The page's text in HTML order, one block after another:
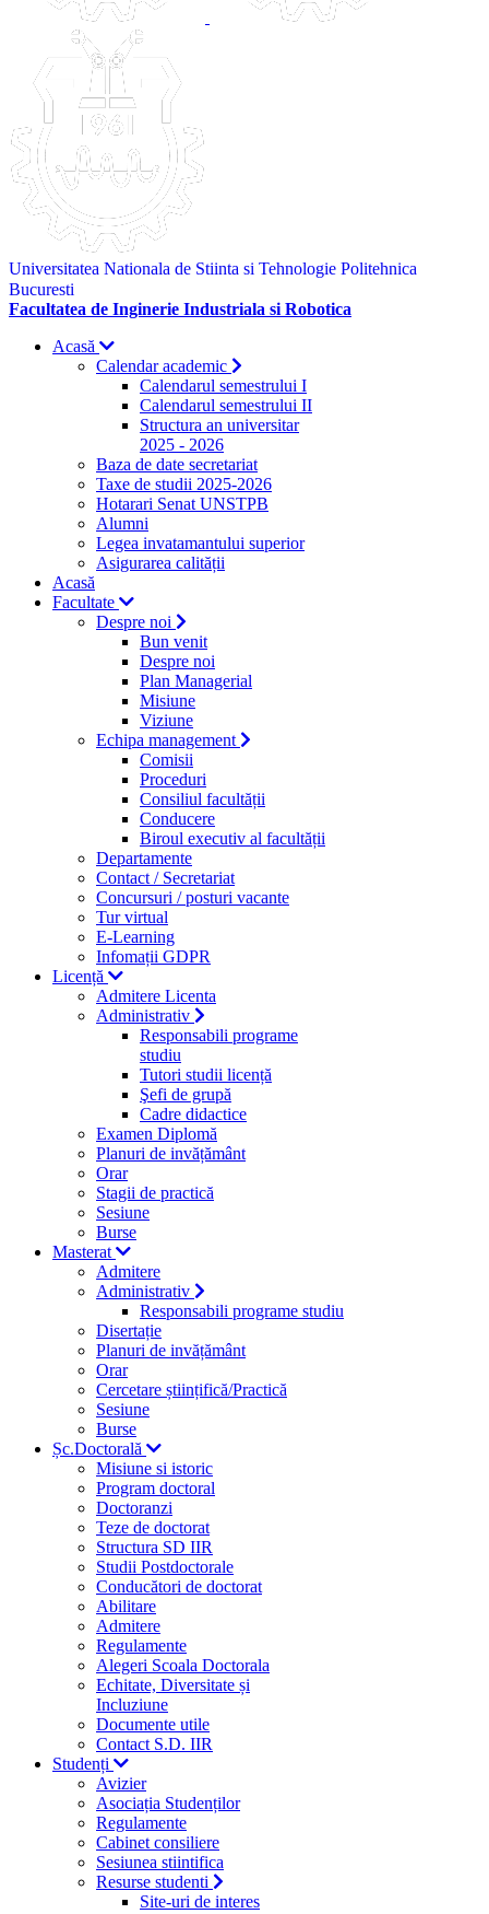
Universitatea Nationala de Stiinta si Tehnologie Politehnica
Bucuresti
Facultatea de Inginerie Industriala si Robotica
Acasă
Calendar academic
Calendarul semestrului I
Calendarul semestrului II
Structura an universitar
2025 - 2026
Baza de date secretariat
Taxe de studii 2025-2026
Hotarari Senat UNSTPB
Alumni
Legea invatamantului superior
Asigurarea calității
Acasă
Facultate
Despre noi
Bun venit
Despre noi
Plan Managerial
Misiune
Viziune
Echipa management
Comisii
Proceduri
Consiliul facultății
Conducere
Biroul executiv al facultății
Departamente
Contact / Secretariat
Concursuri / posturi vacante
Tur virtual
E-Learning
Infomații GDPR
Licență
Admitere Licenta
Administrativ
Responsabili programe
studiu
Tutori studii licență
Şefi de grupă
Cadre didactice
Examen Diplomă
Planuri de invățământ
Orar
Stagii de practică
Sesiune
Burse
Masterat
Admitere
Administrativ
Responsabili programe studiu
Disertație
Planuri de invățământ
Orar
Cercetare științifică/Practică
Sesiune
Burse
Șc.Doctorală
Misiune si istoric
Program doctoral
Doctoranzi
Teze de doctorat
Structura SD IIR
Studii Postdoctorale
Conducători de doctorat
Abilitare
Admitere
Regulamente
Alegeri Scoala Doctorala
Echitate, Diversitate și
Incluziune
Documente utile
Contact S.D. IIR
Studenți
Avizier
Asociația Studenților
Regulamente
Cabinet consiliere
Sesiunea stiintifica
Resurse studenti
Site-uri de interes